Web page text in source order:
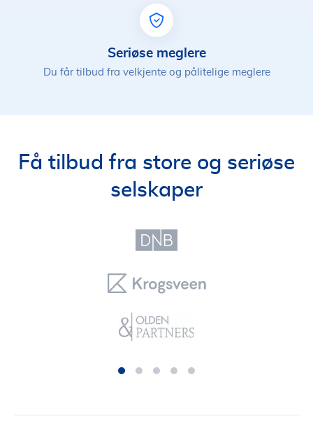
Seriøse meglere
Du får tilbud fra velkjente og pålitelige meglere
Få tilbud fra store og seriøse
selskaper